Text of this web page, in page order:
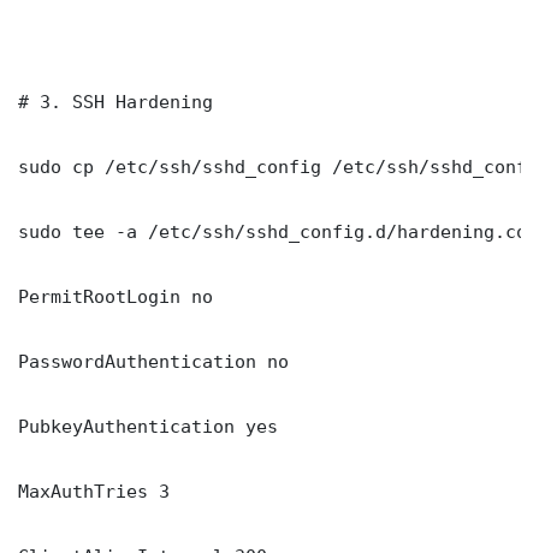
# 3. SSH Hardening
sudo cp /etc/ssh/sshd_config /etc/ssh/
sudo tee -a /etc/ssh/sshd_config.d/
PermitRootLogin no
PasswordAuthentication no
PubkeyAuthentication yes
MaxAuthTries 3